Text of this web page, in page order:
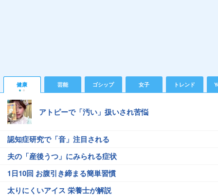
健康 芸能 ゴシップ 女子 トレンド
アトピーで「汚い」扱いされ苦悩
認知症研究で「音」注目される
夫の「産後うつ」にみられる症状
1日10回 お腹引き締まる簡単習慣
太りにくいアイス 栄養士が解説